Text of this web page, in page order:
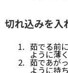
切れ込みを入
茹でる前
ように薄
茹であが
ように持